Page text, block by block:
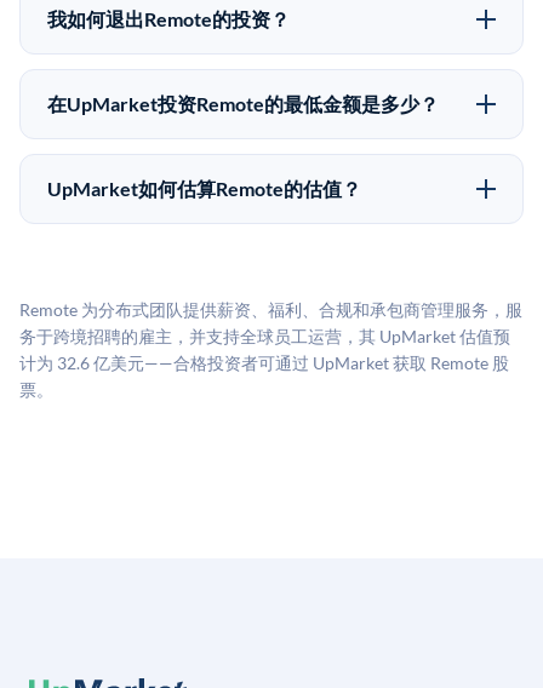
间可能大幅波动。投资者应在投资前咨询其财务顾问并
股东（如员工、早期投资者或其他持有人）处购买股
为FINRA注册的经纪交易商促成这些交易，代表双方处
理合规、文件和结算事宜。
我如何退出Remote的投资？
Pre-IPO持股主要有两种退出途径：在二级市场将股份出
售给其他买家，或持有直到公司完成IPO或被收购。两
市场条件。任何退出的时间都是不可预测的，投资者应
做好多年持有的准备。
在UpMarket投资Remote的最低金额是多少？
UpMarket上大多数Pre-IPO产品的最低投资金额为
50,000美元。具体金额可能因产品和股份供应情况而有
UpMarket如何估算Remote的估值？
司可比倍数应用私有公司折扣，以反映流动性不足和信
息不对称。此估值不构成投资建议，可能与实际交易价
Remote 为分布式团队提供薪资、福利、合规和承包商管理服务，服
务于跨境招聘的雇主，并支持全球员工运营，其 UpMarket 估值预
计为 32.6 亿美元——合格投资者可通过 UpMarket 获取 Remote 股
票。